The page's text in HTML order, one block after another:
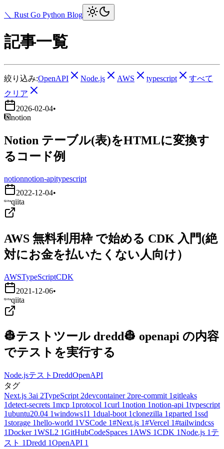
＼ Rust Go Python Blog
記事一覧
絞り込み:OpenAPI Node.js AWS typescript
すべて
クリア
2026-02-04•
notion
Notion テーブル(表)をHTMLに変換す
るコード例
notionnotion-apitypescript
2022-12-04•
qiita
AWS 無料利用枠 で始める CDK 入門(絶
対にお金を払いたくない人向け）
AWSTypeScriptCDK
2021-12-06•
qiita
👷テストツール dredd👷 openapi の内容
でテストを実行する
Node.jsテスト DreddOpenAPI
タグ
Next.js 3ai 2TypeScript 2devcontainer 2pre-commit 1 gitleaks
1detect-secrets 1mcp 1protocol 1curl 1notion 1notion-api 1typescript
1ubuntu20.04 1windows11 1dual-boot 1clonezilla 1 gparted 1ssd
1storage 1hello-world 1VSCode 1#Next.js 1#Vercel 1#tailwindcss
1Docker 1WSL2 1GitHubCodeSpaces 1 AWS 1CDK 1Node.js 1 テ
スト 1Dredd 1OpenAPI 1